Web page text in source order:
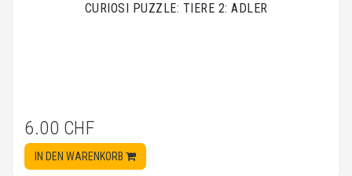
CURIOSI PUZZLE: TIERE 2: ADLER
6.00 CHF
IN DEN WARENKORB